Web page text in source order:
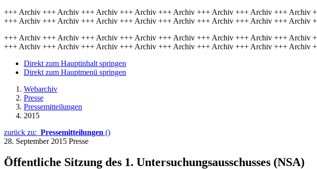
+++ Archiv +++ Archiv +++ Archiv +++ Archiv +++ Archiv +++ Archiv +++ Archiv +++
+++ Archiv +++ Archiv +++ Archiv +++ Archiv +++ Archiv +++ Archiv +++ Archiv +++ Archiv
+++ Archiv +++ Archiv +++ Archiv +++ Archiv +++ Archiv +++ Archiv +++ Archiv +++
+++ Archiv +++ Archiv +++ Archiv +++ Archiv +++ Archiv +++ Archiv +++ Archiv +++ Archiv
Direkt zum Hauptinhalt springen
Direkt zum Hauptmenü springen
Webarchiv
Presse
Pressemitteilungen
2015
zurück zu: Pressemitteilungen ()
28. September 2015 Presse
Öffentliche Sitzung des 1. Untersuchungsausschusses (NSA)